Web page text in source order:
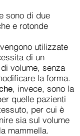
sono di due
e rotonde
vengono utilizzate
di un
volume, senza
la forma.
, invece, sono la
quelle pazienti
per cui è
sia sul volume
mammella.